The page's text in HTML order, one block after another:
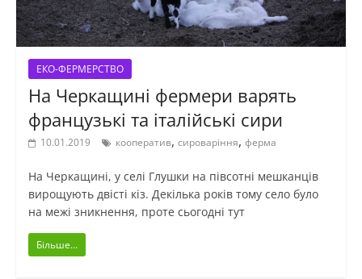
ЕКО-ФЕРМЕРСТВО
На Черкащині фермери варять
французькі та італійські сири
10.01.2019 кооператив, сироваріння, ферма
На Черкащині, у селі Глушки на півсотні мешканців
вирощують двісті кіз. Декілька років тому село було
на межі зникнення, проте сьогодні тут
Більше...